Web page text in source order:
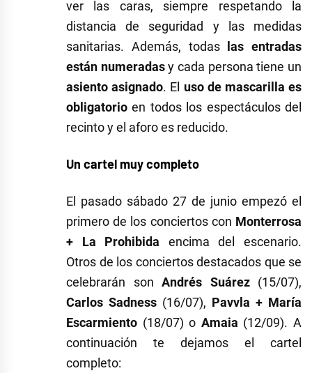
ver las caras, siempre respetando la
distancia de seguridad y las medidas
sanitarias. Además, todas
las entradas
están numeradasy cada persona tiene un
asiento asignado. El uso de mascarilla es
obligatorio en todos los espectáculos del
recinto y el aforo es reducido.
Un cartel muy completo
El pasado sábado 27 de junio empezó el
primero de los conciertos con Monterrosa
+ La Prohibida encima del escenario.
Otros de los conciertos destacados que se
celebrarán son Andrés Suárez(15/07),
Carlos Sadness (16/07), Pavvla + María
Escarmiento (18/07) o Amaia (12/09). A
continuación te dejamos el cartel
completo: